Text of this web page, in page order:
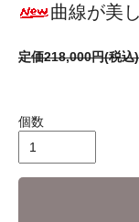
曲線が美
定価218,000円(税込)
個数